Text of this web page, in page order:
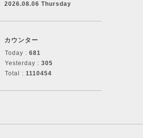
2026.08.06 Thursday
カウンター
Today : 681
Yesterday : 305
Total : 1110454